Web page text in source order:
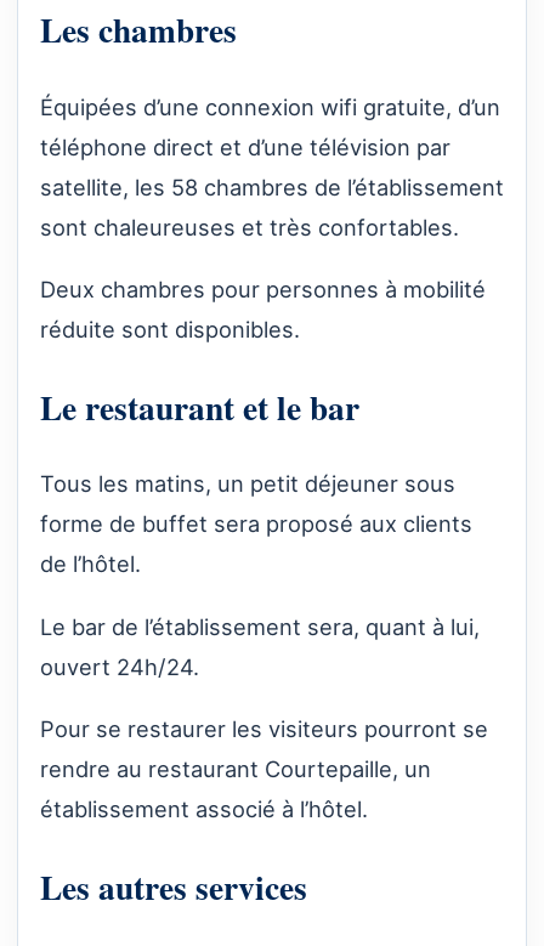
Les chambres
Équipées d’une connexion wifi gratuite, d’un
téléphone direct et d’une télévision par
satellite, les 58 chambres de l’établissement
sont chaleureuses et très confortables.
Deux chambres pour personnes à mobilité
réduite sont disponibles.
Le restaurant et le bar
Tous les matins, un petit déjeuner sous
forme de buffet sera proposé aux clients
de l’hôtel.
Le bar de l’établissement sera, quant à lui,
ouvert 24h/24.
Pour se restaurer les visiteurs pourront se
rendre au restaurant Courtepaille, un
établissement associé à l’hôtel.
Les autres services